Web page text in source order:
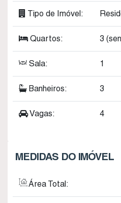
Tipo de Imóvel:
Quartos: 3
Sala: 1
Banheiros: 3
Vagas: 4
MEDIDAS DO IMÓVEL
Área Total: